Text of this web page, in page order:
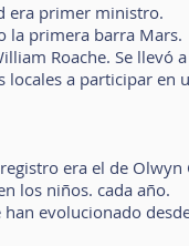
era primer ministro.
la primera barra Mars.
Roache. Se llevó
a participar
era el de
los niños. cada año.
evolucionado